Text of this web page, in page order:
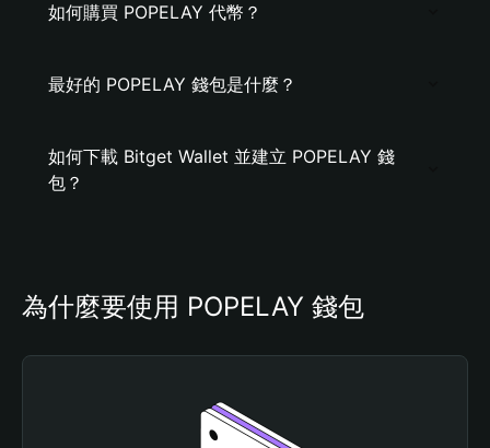
如何購買 POPELAY 代幣？
最好的 POPELAY 錢包是什麼？
如何下載 Bitget Wallet 並建立 POPELAY 錢
包？
為什麼要使用 POPELAY 錢包